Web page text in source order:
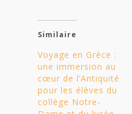
Similaire
Voyage en Grèce :
une immersion au
cœur de l’Antiquité
pour les élèves du
collège Notre-